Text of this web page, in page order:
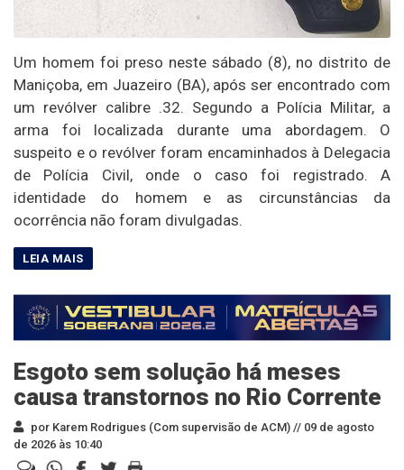
Um homem foi preso neste sábado (8), no distrito de
Maniçoba, em Juazeiro (BA), após ser encontrado com
um revólver calibre .32. Segundo a Polícia Militar, a
arma foi localizada durante uma abordagem. O
suspeito e o revólver foram encaminhados à Delegacia
de Polícia Civil, onde o caso foi registrado. A
identidade do homem e as circunstâncias da
ocorrência não foram divulgadas.
Esgoto sem solução há meses
causa transtornos no Rio Corrente
por Karem Rodrigues (Com supervisão de ACM) // 09 de agosto
de 2026 às 10:40